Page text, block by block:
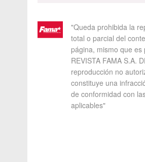
"Queda prohibida la
total o parcial del
página, mismo que es
REVISTA FAMA S.A.
reproducción no
constituye una
de conformidad con
aplicables"